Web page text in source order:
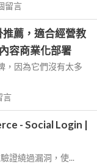
留言
薦，適合經營教
容商業化部署
，因為它們沒有太多
言
- Social Login |
證繞過漏洞，使...